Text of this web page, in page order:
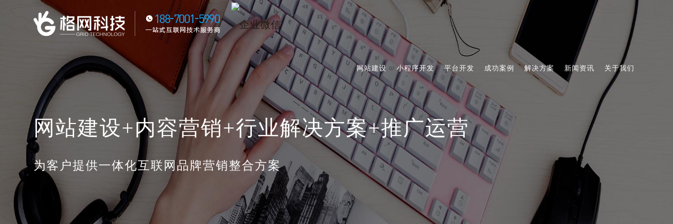
网站建设 小程序开发 平台开发 成功案例 解决方案 新闻资讯 关于我们
网站建设+内容营销+行业解决方案+推广运营
为客户提供一体化互联网品牌营销整合方案